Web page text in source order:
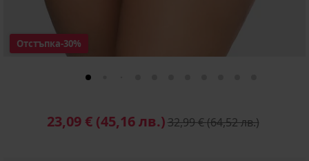
Отстъпка-30%
23,09 € (45,16 лв.)32,99 €(64,52 лв.)